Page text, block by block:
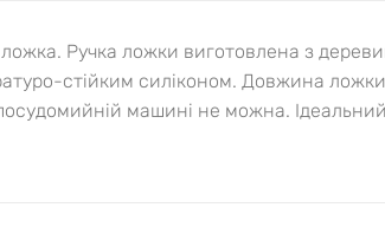
Ручка ложки виготовлена з
стійким силіконом. Довжина
машині не можна.